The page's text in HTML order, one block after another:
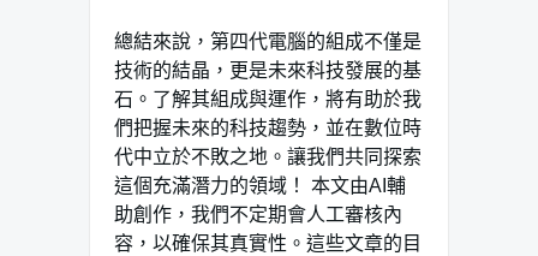
總結來說，第四代電腦的組成不僅是
技術的結晶，更是未來科技發展的基
石。了解其組成與運作，將有助於我
們把握未來的科技趨勢，並在數位時
代中立於不敗之地。讓我們共同探索
這個充滿潛力的領域！ 本文由AI輔
助創作，我們不定期會人工審核內
容，以確保其真實性。這些文章的目